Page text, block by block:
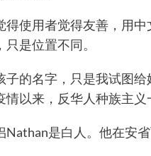
得使用者觉得友善，用
是位置不同。
子的名字，只是我试图
情以来，反华人种族主义
Nathan是白人。他在安